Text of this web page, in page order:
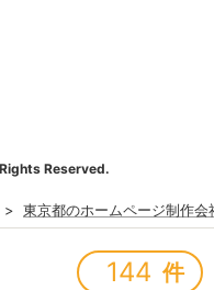
Reserved.
> 東京都のホームページ制作会
144 件